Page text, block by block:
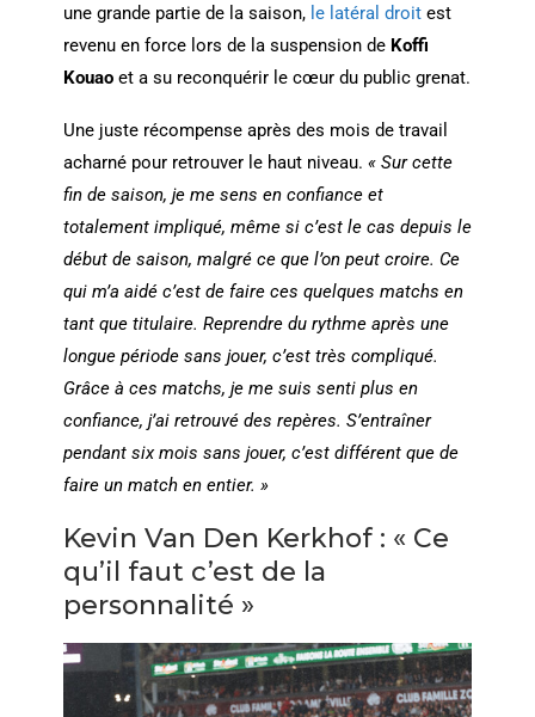
une grande partie de la saison, le latéral droitest
revenu en force lors de la suspension de Koffi
Kouaoet a su reconquérir le cœur du public grenat.
Une juste récompense après des mois de travail
acharné pour retrouver le haut niveau. « Sur cette
fin de saison, je me sens en confiance et
totalement impliqué, même si c’est le cas depuis le
début de saison, malgré ce que l’on peut croire. Ce
qui m’a aidé c’est de faire ces quelques matchs en
tant que titulaire. Reprendre du rythme après une
longue période sans jouer, c’est très compliqué.
Grâce à ces matchs, je me suis senti plus en
confiance, j’ai retrouvé des repères. S’entraîner
pendant six mois sans jouer, c’est différent que de
faire un match en entier. »
Kevin Van Den Kerkhof : « Ce
qu’il faut c’est de la
personnalité »